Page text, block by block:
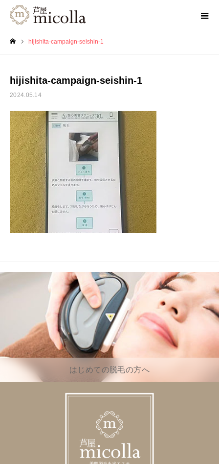
hijishita-campaign-seishin-1
hijishita-campaign-seishin-1
2024.05.14
はじめての脱毛の方へ